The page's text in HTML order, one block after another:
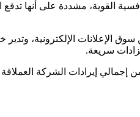
القوية، مشددة على أنها تدفع
الإعلانات الإلكترونية،
سريعة.